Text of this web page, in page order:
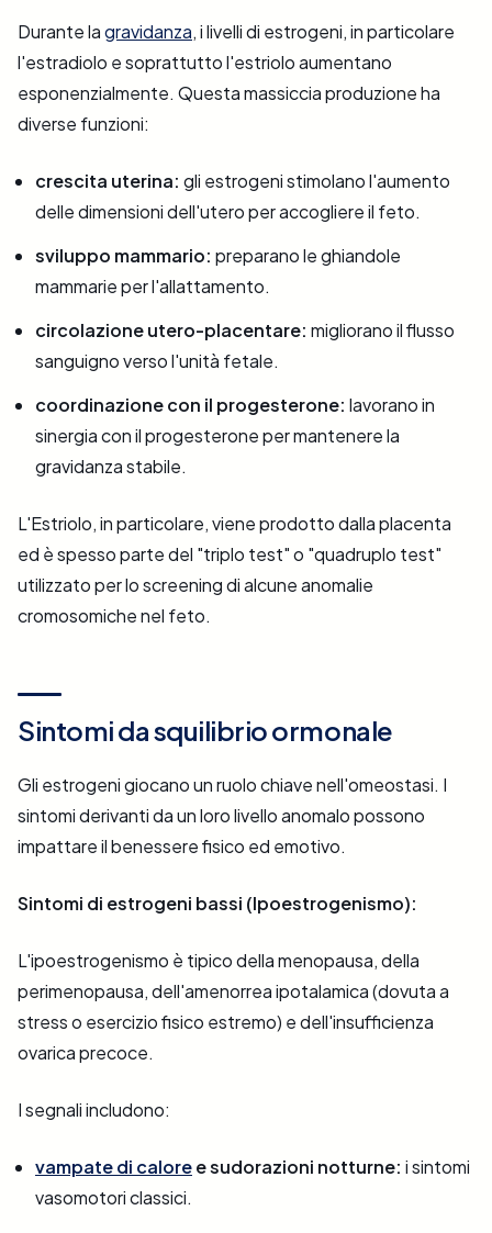
Durante lagravidanza, i livelli di estrogeni, in particolare
l'estradiolo e soprattutto l'estriolo aumentano
esponenzialmente. Questa massiccia produzione ha
diverse funzioni:
crescita uterina: gli estrogeni stimolano l'aumento
delle dimensioni dell'utero per accogliere il feto.
sviluppo mammario: preparano le ghiandole
mammarie per l'allattamento.
circolazione utero-placentare: migliorano il flusso
sanguigno verso l'unità fetale.
coordinazione con il progesterone: lavorano in
sinergia con il progesterone per mantenere la
gravidanza stabile.
L'Estriolo, in particolare, viene prodotto dalla placenta
ed è spesso parte del "triplo test" o "quadruplo test"
utilizzato per lo screening di alcune anomalie
cromosomiche nel feto.
Sintomi da squilibrio ormonale
Gli estrogeni giocano un ruolo chiave nell'omeostasi. I
sintomi derivanti da un loro livello anomalo possono
impattare il benessere fisico ed emotivo.
Sintomi di estrogeni bassi (Ipoestrogenismo):
L'ipoestrogenismo è tipico della menopausa, della
perimenopausa, dell'amenorrea ipotalamica (dovuta a
stress o esercizio fisico estremo) e dell'insufficienza
ovarica precoce.
I segnali includono:
vampate di caloree sudorazioni notturne: i sintomi
vasomotori classici.